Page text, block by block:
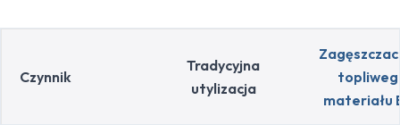
Czynnik
Tradycyjna
utylizacja
materiału